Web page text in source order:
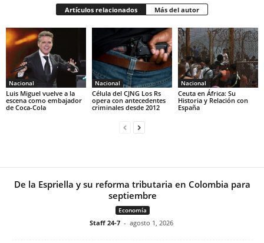
Artículos relacionados Más del autor
Nacional
Luis Miguel vuelve a la
escena como embajador
de Coca-Cola
Nacional
Célula del CJNG Los Rs
opera con antecedentes
criminales desde 2012
Nacional
Ceuta en África: Su
Historia y Relación con
España
De la Espriella y su reforma tributaria en Colombia para
septiembre
Economía
Staff 24-7 - agosto 1, 2026